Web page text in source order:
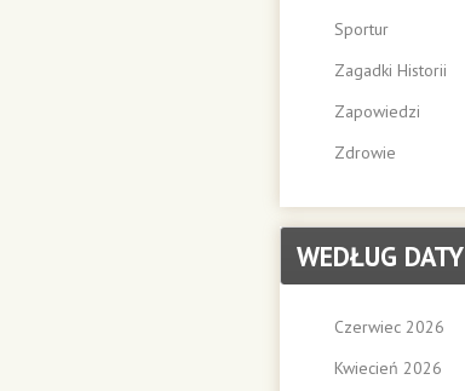
Sportur
Zagadki Historii
Zapowiedzi
Zdrowie
WEDŁUG DATY
Czerwiec 2026
Kwiecień 2026